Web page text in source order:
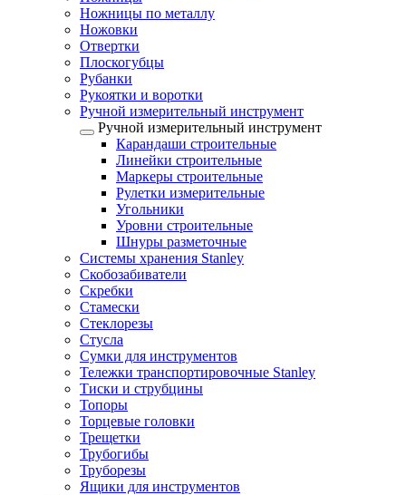
Ножницы по металлу
Ножовки
Отвертки
Плоскогубцы
Рубанки
Рукоятки и воротки
Ручной измерительный инструмент
Ручной измерительный инструмент
Карандаши строительные
Линейки строительные
Маркеры строительные
Рулетки измерительные
Угольники
Уровни строительные
Шнуры разметочные
Системы хранения Stanley
Скобозабиватели
Скребки
Стамески
Стеклорезы
Стусла
Сумки для инструментов
Тележки транспортировочные Stanley
Тиски и струбцины
Топоры
Торцевые головки
Трещетки
Трубогибы
Труборезы
Ящики для инструментов